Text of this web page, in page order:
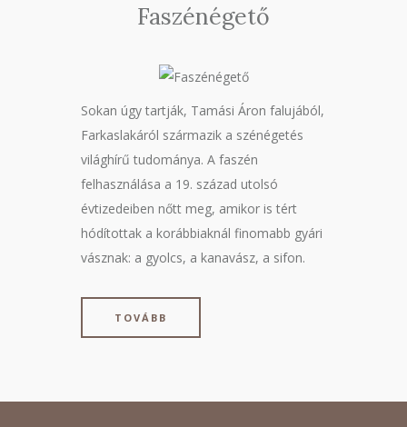
Faszénégető
Sokan úgy tartják, Tamási Áron falujából,
Farkaslakáról származik a szénégetés
világhírű tudománya. A faszén
felhasználása a 19. század utolsó
évtizedeiben nőtt meg, amikor is tért
hódítottak a korábbiaknál finomabb gyári
vásznak: a gyolcs, a kanavász, a sifon.
TOVÁBB